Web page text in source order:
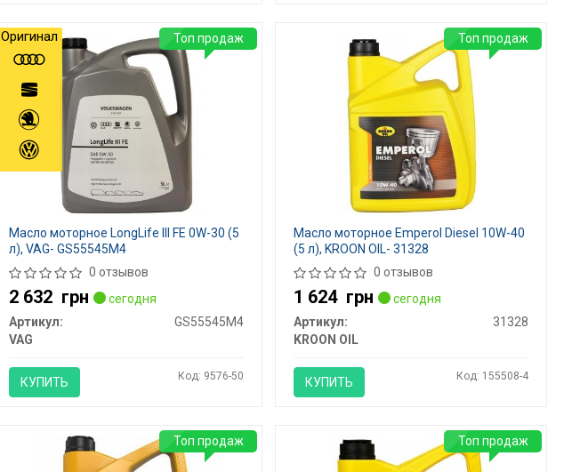
Масло моторное LongLife III FE 0W-30 (5
л), VAG- GS55545M4
0 отзывов
2 632 грн
сегодня
Артикул:
GS55545M4
VAG
КУПИТЬ Код: 9576-50
Топ продаж
Оригинал
Масло моторное Emperol Diesel 10W-40
(5 л), KROON OIL- 31328
0 отзывов
1 624 грн
сегодня
Артикул:
31328
KROON OIL
КУПИТЬ Код: 155508-4
Топ продаж
Топ продаж Топ продаж